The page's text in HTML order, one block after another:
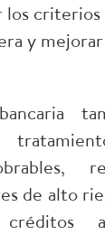
los criterios
y
de alto